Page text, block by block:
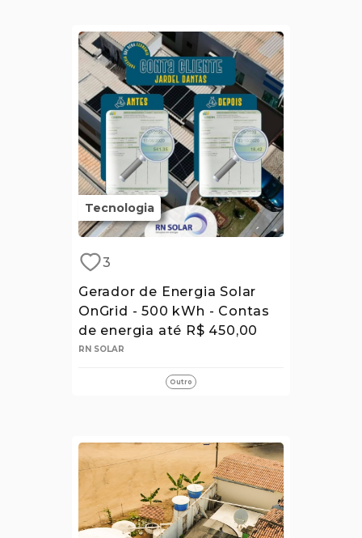
Tecnologia
3
Gerador de Energia Solar
OnGrid - 500 kWh - Contas
de energia até R$ 450,00
RN SOLAR
Outro